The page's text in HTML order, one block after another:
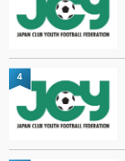
4